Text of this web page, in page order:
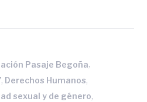
Pasaje Begoña,
, Derechos Humanos,
sexual y de género,